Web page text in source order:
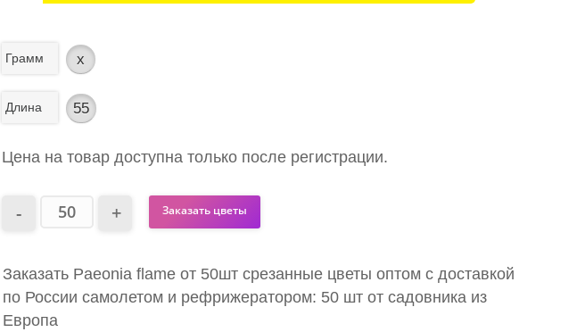
Грамм x
Длина 55
Цена на товар доступна только после регистрации.
Заказать цветы
Заказать Paeonia flame от 50шт срезанные цветы оптом с доставкой
по России самолетом и рефрижератором: 50 шт от садовника из
Европа